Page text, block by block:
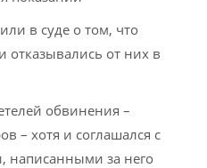
в суде о том, что
отказывались от них в
обвинения –
– хотя и соглашался с
написанными за него